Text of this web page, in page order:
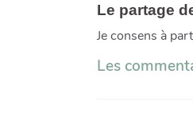
Le partage
Je consens à
Les